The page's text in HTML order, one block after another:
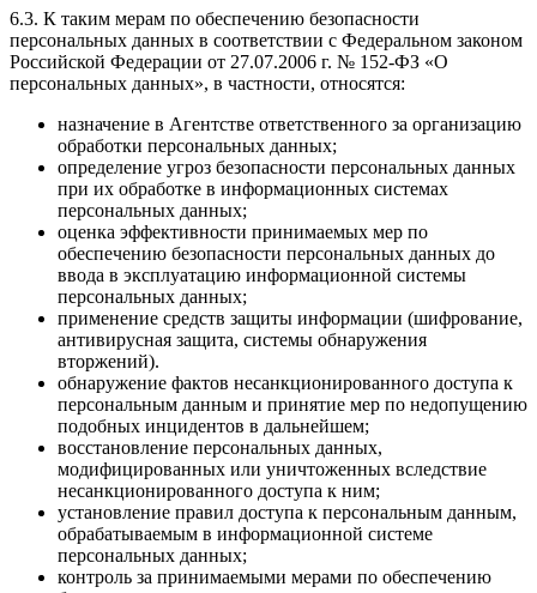
6.3. К таким мерам по обеспечению безопасности
персональных данных в соответствии с Федеральном законом
Российской Федерации от 27.07.2006 г. № 152-ФЗ «О
персональных данных», в частности, относятся:
назначение в Агентстве ответственного за организацию
обработки персональных данных;
определение угроз безопасности персональных данных
при их обработке в информационных системах
персональных данных;
оценка эффективности принимаемых мер по
обеспечению безопасности персональных данных до
ввода в эксплуатацию информационной системы
персональных данных;
применение средств защиты информации (шифрование,
антивирусная защита, системы обнаружения
вторжений).
обнаружение фактов несанкционированного доступа к
персональным данным и принятие мер по недопущению
подобных инцидентов в дальнейшем;
восстановление персональных данных,
модифицированных или уничтоженных вследствие
несанкционированного доступа к ним;
установление правил доступа к персональным данным,
обрабатываемым в информационной системе
персональных данных;
контроль за принимаемыми мерами по обеспечению